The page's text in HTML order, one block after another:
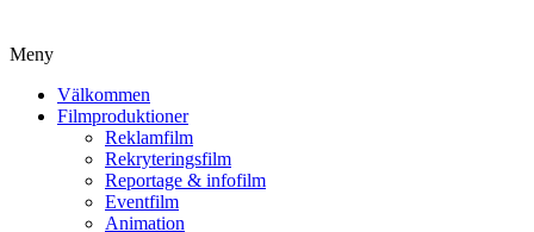
Meny
Välkommen
Filmproduktioner
Reklamfilm
Rekryteringsfilm
Reportage & infofilm
Eventfilm
Animation